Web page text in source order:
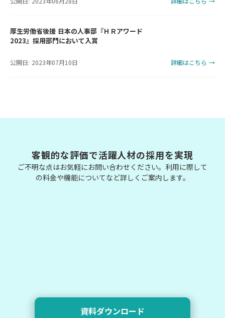
厚生労働省後援 日本の人事部『ＨＲアワード
2023』採用部門において入賞
公開日: 2023年07月10日 詳細はこちら →
客観的な評価で活躍人材の採用を実現
ご不明な点はお気軽にお問い合わせください。利用に際して
の料金や機能についてなど詳しくご案内します。
資料ダウンロード